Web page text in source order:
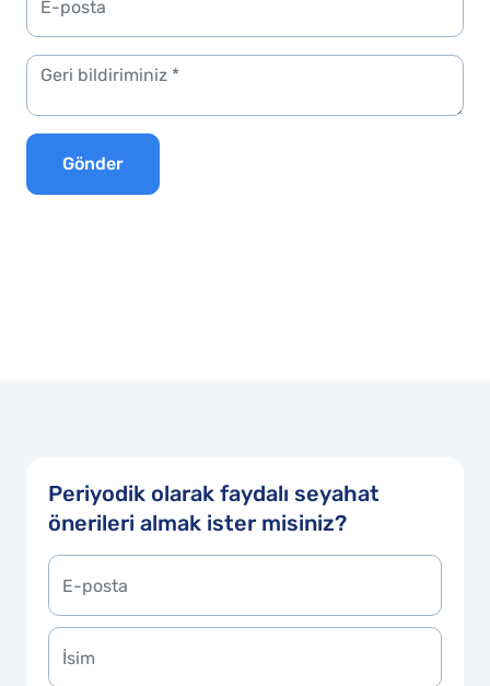
Gönder
Periyodik olarak faydalı seyahat
önerileri almak ister misiniz?